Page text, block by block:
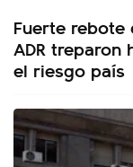
Fuerte
ADR treparon
el riesgo país